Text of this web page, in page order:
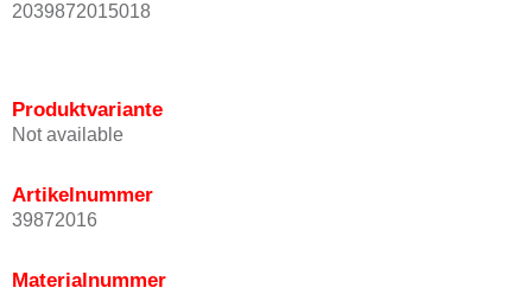
2039872015018
Produktvariante
Not available
Artikelnummer
39872016
Materialnummer